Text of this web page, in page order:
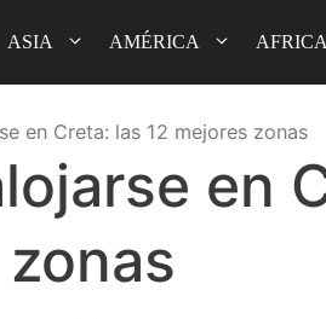
ASIA AMÉRICA
en Creta: las 12 mejores zonas
en